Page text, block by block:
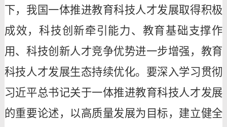
下，我国一体推进教育科技人才发展取得积极
成效，科技创新牵引能力、教育基础支撑作
用、科技创新人才竞争优势进一步增强，教育
科技人才发展生态持续优化。要深入学习贯彻
习近平总书记关于一体推进教育科技人才发展
的重要论述，以高质量发展为目标，建立健全